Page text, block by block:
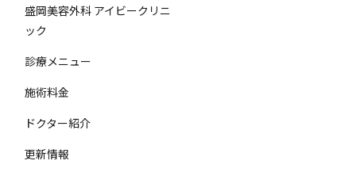
盛岡美容外科 アイビークリニ
ック
診療メニュー
施術料金
ドクター紹介
更新情報